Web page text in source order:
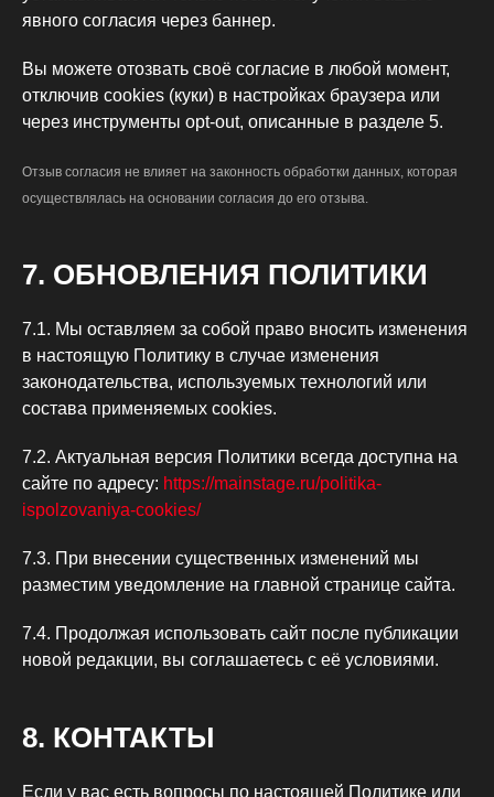
явного согласия через баннер.
Вы можете отозвать своё согласие в любой момент,
отключив cookies (куки) в настройках браузера или
через инструменты opt-out, описанные в разделе 5.
Отзыв согласия не влияет на законность обработки данных, которая
осуществлялась на основании согласия до его отзыва.
7. ОБНОВЛЕНИЯ ПОЛИТИКИ
7.1. Мы оставляем за собой право вносить изменения
в настоящую Политику в случае изменения
законодательства, используемых технологий или
состава применяемых cookies.
7.2. Актуальная версия Политики всегда доступна на
сайте по адресу: https://mainstage.ru/politika-
ispolzovaniya-cookies/
7.3. При внесении существенных изменений мы
разместим уведомление на главной странице сайта.
7.4. Продолжая использовать сайт после публикации
новой редакции, вы соглашаетесь с её условиями.
8. КОНТАКТЫ
Если у вас есть вопросы по настоящей Политике или